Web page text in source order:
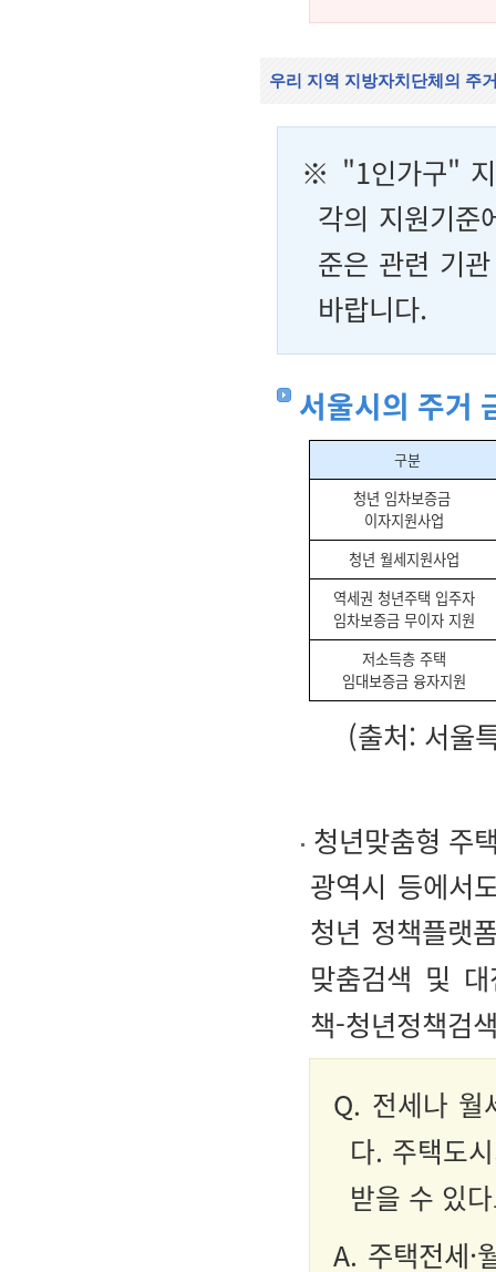
우리 지역 지방자치단체의 주
※ "1인가구" 지
각의 지원기준
준은 관련 기
바랍니다.
서울시의 주거
구분
청년 임차보증금
이자지원사업
청년 월세지원사업
역세권 청년주택 입주자
임차보증금 무이자 지원
저소득층 주택
임대보증금 융자지원
(출처: 서울
청년맞춤형 주
광역시 등에서
청년 정책플랫
맞춤검색 및
책-청년정책검
Q. 전세나 월
다. 주택도
받을 수 있
A. 주택전세·